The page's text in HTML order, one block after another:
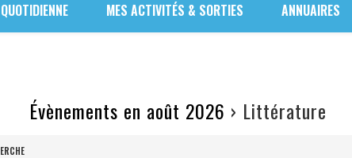
MES ACTIVITÉS & SORTIES ANNUAIRES
Évènements en août 2026 › Littérature